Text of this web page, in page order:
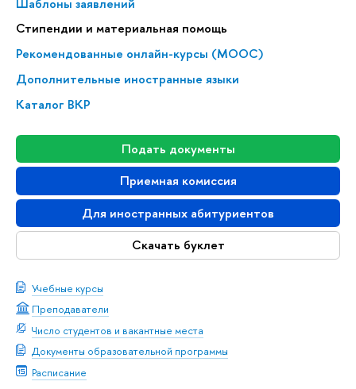
Стипендии и материальная помощь
Рекомендованные онлайн-курсы (MOOC)
Дополнительные иностранные языки
Каталог ВКР
Подать документы
Приемная комиссия
Для иностранных абитуриентов
Скачать буклет
Учебные курсы
Преподаватели
Число студентов и вакантные места
Документы образовательной программы
Расписание